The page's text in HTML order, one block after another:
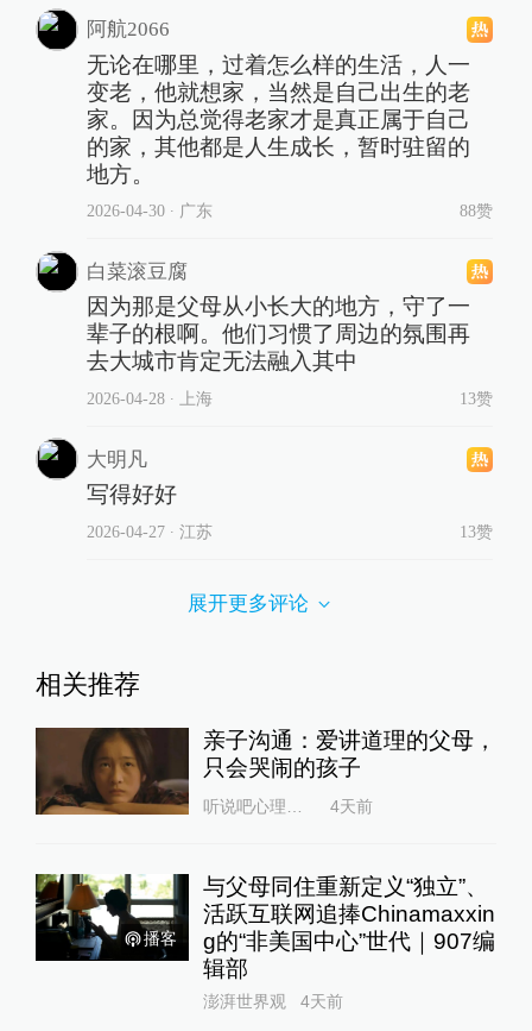
阿航2066
无论在哪里，过着怎么样的生活，人一
变老，他就想家，当然是自己出生的老
家。因为总觉得老家才是真正属于自己
的家，其他都是人生成长，暂时驻留的
地方。
2026-04-30∙ 广东 88赞
白菜滚豆腐
因为那是父母从小长大的地方，守了一
辈子的根啊。他们习惯了周边的氛围再
去大城市肯定无法融入其中
2026-04-28∙ 上海 13赞
大明凡
写得好好
2026-04-27∙ 江苏 13赞
展开更多评论
相关推荐
亲子沟通：爱讲道理的父母，
只会哭闹的孩子
4天前
播客
与父母同住重新定义“独立”、
活跃互联网追捧Chinamaxxin
g的“非美国中心”世代｜907编
辑部
澎湃世界观 4天前